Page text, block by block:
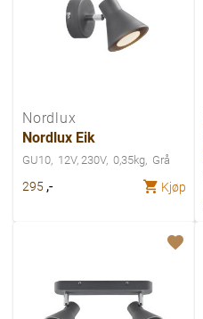
Nordlux
Nordlux Eik
GU10 12V, 230V 0,35kg Grå
295 ,- Kjøp